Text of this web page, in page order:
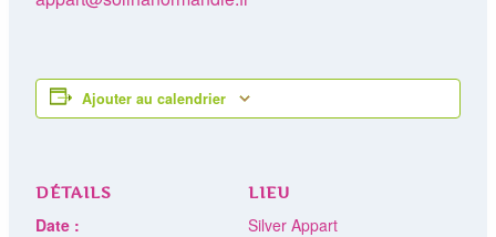
Ajouter au calendrier
DÉTAILS
Date :
LIEU
Silver Appart